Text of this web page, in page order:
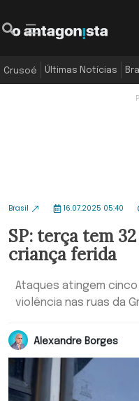
Crusoé Últimas Notícias
Brasil 16.07.2025 05:40
SP: terça tem
criança ferida
Ataques atingem
violência nas ruas da
Alexandre Borges